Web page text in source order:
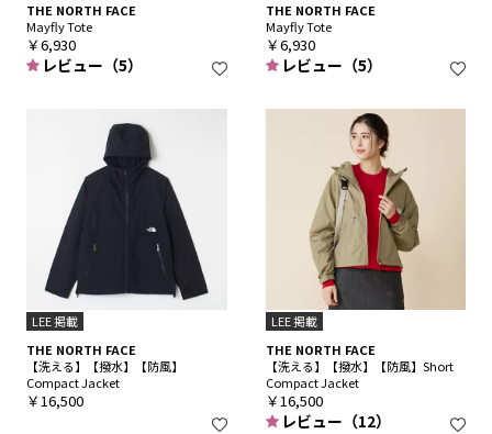
THE NORTH FACE
Mayfly Tote
￥6,930
レビュー（5）
THE NORTH FACE
Mayfly Tote
￥6,930
レビュー（5）
LEE 掲載
THE NORTH FACE
【洗える】【撥水】【防風】
Compact Jacket
￥16,500
LEE 掲載
THE NORTH FACE
【洗える】【撥水】【防風】Short
Compact Jacket
￥16,500
レビュー（12）